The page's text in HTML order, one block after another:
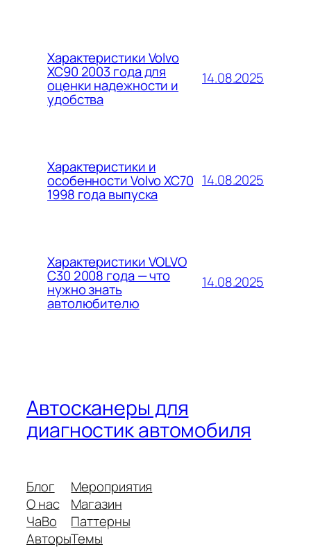
Характеристики Volvo
XC90 2003 года для
оценки надежности и
удобства
14.08.2025
Характеристики и
особенности Volvo XC70
1998 года выпуска
14.08.2025
Характеристики VOLVO
C30 2008 года — что
нужно знать
автолюбителю
14.08.2025
Автосканеры для
диагностик автомобиля
Блог
О нас
ЧаВо
Авторы
Мероприятия
Магазин
Паттерны
Темы